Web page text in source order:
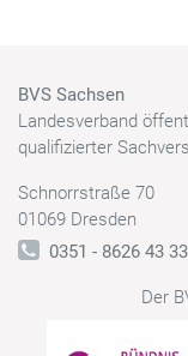
BVS Sachsen
Landesverband
qualifizierter
Schnorrstraße 70
01069 Dresden
0351 - 8626 43 33
Der